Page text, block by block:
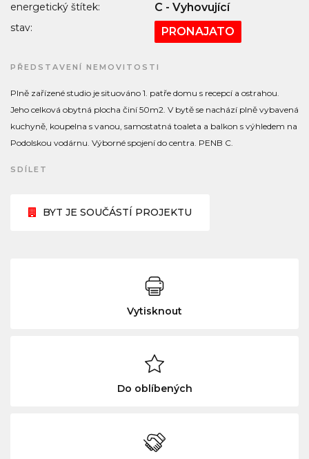
energetický štítek: C - Vyhovující
stav: PRONAJATO
PŘEDSTAVENÍ NEMOVITOSTI
Plně zařízené studio je situováno 1. patře domu s recepcí a ostrahou.
Jeho celková obytná plocha činí 50m2. V bytě se nachází plně vybavená
kuchyně, koupelna s vanou, samostatná toaleta a balkon s výhledem na
Podolskou vodárnu. Výborné spojení do centra. PENB C.
SDÍLET
BYT JE SOUČÁSTÍ PROJEKTU
Vytisknout
Do oblíbených